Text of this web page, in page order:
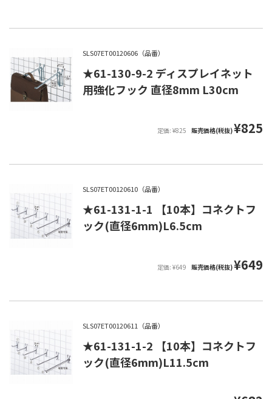
SLS07ET00120606（品番）
★61-130-9-2 ディスプレイネット
用強化フック 直径8mm L30cm
定価: ¥825 販売価格(税抜)¥825
SLS07ET00120610（品番）
★61-131-1-1 【10本】コネクトフ
ック(直径6mm)L6.5cm
定価: ¥649 販売価格(税抜)¥649
SLS07ET00120611（品番）
★61-131-1-2 【10本】コネクトフ
ック(直径6mm)L11.5cm